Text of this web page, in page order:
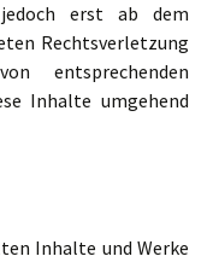
erst ab dem
Rechtsverletzung
entsprechenden
Inhalte umgehend
Inhalte und Werke